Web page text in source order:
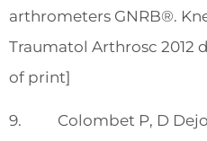
arthrometers GNRB®.
Traumatol Arthrosc 2012
of print]
9. Colombet P, D